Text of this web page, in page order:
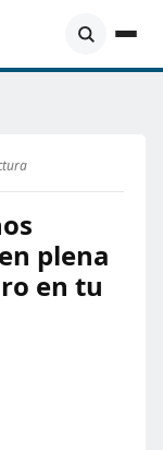
plena
en tu